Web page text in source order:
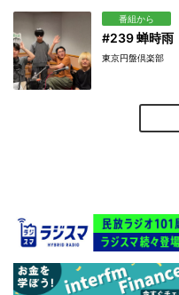
番組から
#239 蝉時雨
東京円盤倶楽部